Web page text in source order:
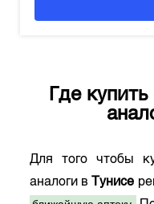
Где купить
Для того чтобы
аналоги в
Тунисе